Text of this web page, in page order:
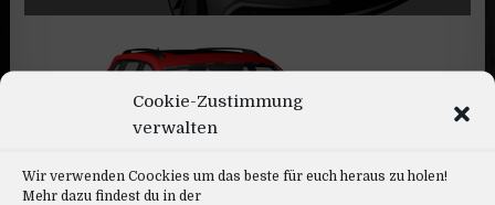
Cookie-Zustimmung
verwalten
Wir verwenden Coockies um das beste für euch heraus zu holen!
Mehr dazu findest du in der